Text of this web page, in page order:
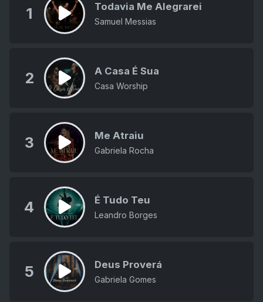
1 Todavia Me Alegrarei
Samuel Messias
2 A Casa É Sua
Casa Worship
3 Me Atraiu
Gabriela Rocha
4 É Tudo Teu
Leandro Borges
5 Deus Proverá
Gabriela Gomes